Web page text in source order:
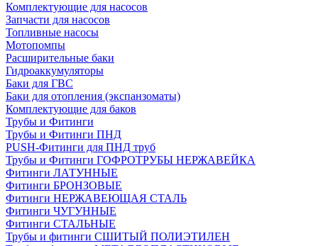
Комплектующие для насосов
Запчасти для насосов
Топливные насосы
Мотопомпы
Расширительные баки
Гидроаккумуляторы
Баки для ГВС
Баки для отопления (экспанзоматы)
Комплектующие для баков
Трубы и Фитинги
Трубы и Фитинги ПНД
PUSH-Фитинги для ПНД труб
Трубы и Фитинги ГОФРОТРУБЫ НЕРЖАВЕЙКА
Фитинги ЛАТУННЫЕ
Фитинги БРОНЗОВЫЕ
Фитинги НЕРЖАВЕЮЩАЯ СТАЛЬ
Фитинги ЧУГУННЫЕ
Фитинги СТАЛЬНЫЕ
Трубы и фитинги СШИТЫЙ ПОЛИЭТИЛЕН